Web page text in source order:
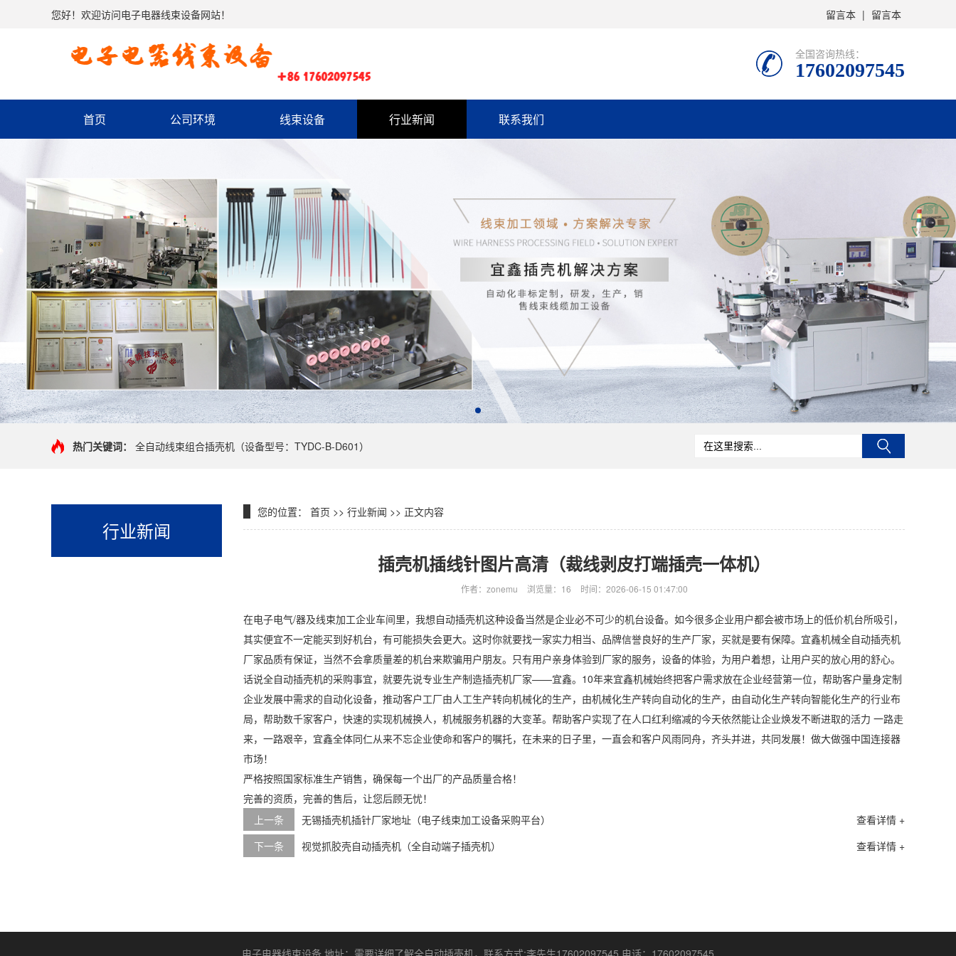
您好！欢迎访问电子电器线束设备网站！ 留言本 | 留言本
全国咨询热线：
17602097545
首页 公司环境 线束设备 行业新闻 联系我们
热门关键词： 全自动线束组合插壳机（设备型号：TYDC-B-D601）
行业新闻
您的位置： 首页 >> 行业新闻 >> 正文内容
插壳机插线针图片高清（裁线剥皮打端插壳一体机）
作者：zonemu 浏览量：16 时间：2026-06-15 01:47:00
在电子电气/器及线束加工企业车间里，我想自动插壳机这种设备当然是企业必不可少的机台设备。如今很多企业用户都会被市场上的低价机台所吸引，
其实便宜不一定能买到好机台，有可能损失会更大。这时你就要找一家实力相当、品牌信誉良好的生产厂家，买就是要有保障。宜鑫机械全自动插壳机
厂家品质有保证，当然不会拿质量差的机台来欺骗用户朋友。只有用户亲身体验到厂家的服务，设备的体验，为用户着想，让用户买的放心用的舒心。
话说全自动插壳机的采购事宜，就要先说专业生产制造插壳机厂家——宜鑫。10年来宜鑫机械始终把客户需求放在企业经营第一位，帮助客户量身定制
企业发展中需求的自动化设备，推动客户工厂由人工生产转向机械化的生产，由机械化生产转向自动化的生产，由自动化生产转向智能化生产的行业布
局，帮助数千家客户，快速的实现机械换人，机械服务机器的大变革。帮助客户实现了在人口红利缩减的今天依然能让企业焕发不断进取的活力 一路走
来，一路艰辛，宜鑫全体同仁从来不忘企业使命和客户的嘱托，在未来的日子里，一直会和客户风雨同舟，齐头并进，共同发展！做大做强中国连接器
市场！
严格按照国家标准生产销售，确保每一个出厂的产品质量合格！
完善的资质，完善的售后，让您后顾无忧！
上一条
查看详情 +
无锡插壳机插针厂家地址（电子线束加工设备采购平台）
下一条
查看详情 +
视觉抓胶壳自动插壳机（全自动端子插壳机）
电子电器线束设备 地址：需要详细了解全自动插壳机，联系方式:李先生17602097545 电话：17602097545